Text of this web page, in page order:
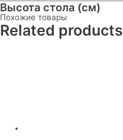
Высота стола (см)
Похожие товары
Related products